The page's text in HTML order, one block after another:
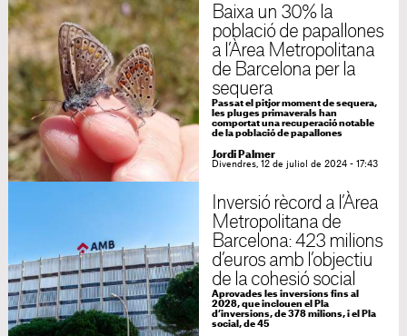
Baixa un 30% la
població de papallones
a l’Àrea Metropolitana
de Barcelona per la
sequera
Passat el pitjor moment de sequera,
les pluges primaverals han
comportat una recuperació notable
de la població de papallones
Jordi Palmer
Divendres, 12 de juliol de 2024 - 17:43
Inversió rècord a l’Àrea
Metropolitana de
Barcelona: 423 milions
d’euros amb l’objectiu
de la cohesió social
Aprovades les inversions fins al
2028, que inclouen el Pla
d’inversions, de 378 milions, i el Pla
social, de 45